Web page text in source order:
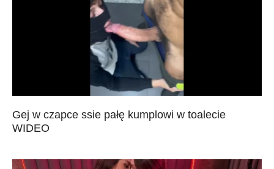
Gej w czapce ssie pałę kumplowi w toalecie
WIDEO